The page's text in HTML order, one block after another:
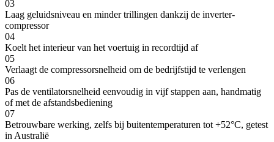
03
Laag geluidsniveau en minder trillingen dankzij de inverter-
compressor
04
Koelt het interieur van het voertuig in recordtijd af
05
Verlaagt de compressorsnelheid om de bedrijfstijd te verlengen
06
Pas de ventilatorsnelheid eenvoudig in vijf stappen aan, handmatig
of met de afstandsbediening
07
Betrouwbare werking, zelfs bij buitentemperaturen tot +52°C, getest
in Australië